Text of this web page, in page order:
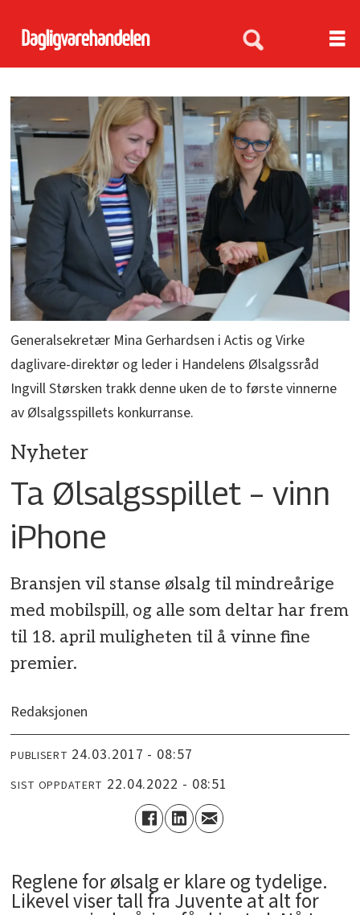
Generalsekretær Mina Gerhardsen i Actis og Virke
daglivare-direktør og leder i Handelens Ølsalgssråd
Ingvill Størsken trakk denne uken de to første vinnerne
av Ølsalgsspillets konkurranse.
Nyheter
Ta Ølsalgsspillet – vinn
iPhone
Bransjen vil stanse ølsalg til mindreårige
med mobilspill, og alle som deltar har frem
til 18. april muligheten til å vinne fine
premier.
Redaksjonen
PUBLISERT 24.03.2017 - 08:57
SIST OPPDATERT 22.04.2022 - 08:51
Reglene for ølsalg er klare og tydelige.
Likevel viser tall fra Juvente at alt for